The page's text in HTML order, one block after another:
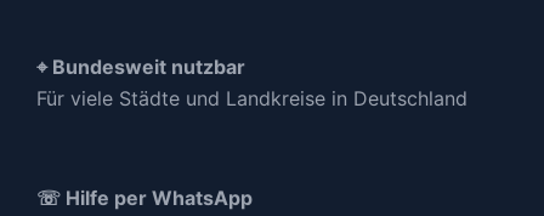
⌖ Bundesweit nutzbar
Für viele Städte und Landkreise in Deutschland
☏ Hilfe per WhatsApp